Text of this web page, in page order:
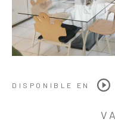
DISPONIBLE EN